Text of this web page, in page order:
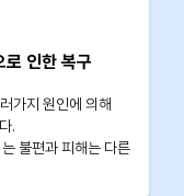
로 인한 복구
가지 원인에 의해
.
불편과 피해는 다른